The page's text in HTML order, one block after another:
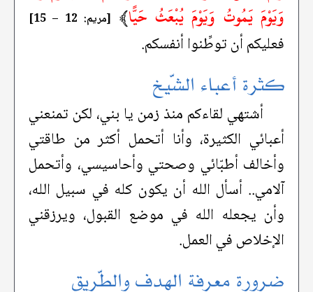
وَيَوْمَ يَمُوتُ وَيَوْمَ يُبْعَثُ حَيًّا﴾ [مريم: 12 – 15]
فعليكم أن توطِّنوا أنفسكم.
كثرة أعباء الشّيخ
أشتهي لقاءكم منذ زمن يا بني، لكن تمنعني
أعبائي الكثيرة، وأنا أتحمل أكثر من طاقتي
وأخالف أطبّائي وصحتي وأحاسيسي، وأتحمل
آلامي.. أسأل الله أن يكون كله في سبيل الله،
وأن يجعله الله في موضع القبول، ويرزقني
الإخلاص في العمل.
ضرورة معرفة الهدف والطّريق